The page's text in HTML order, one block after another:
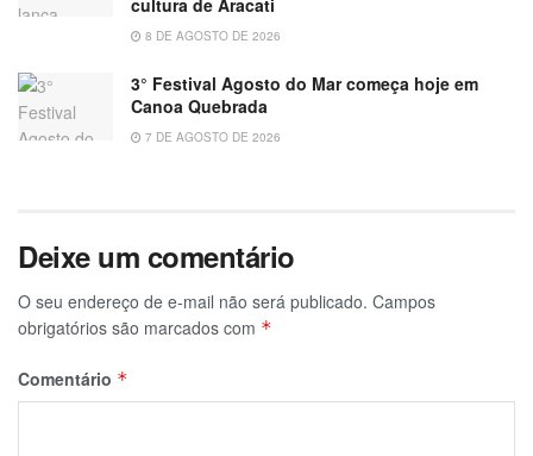
8 DE AGOSTO DE 2026
3° Festival Agosto do Mar começa hoje em
Canoa Quebrada
7 DE AGOSTO DE 2026
Deixe um comentário
O seu endereço de e-mail não será publicado. Campos
obrigatórios são marcados com *
Comentário *